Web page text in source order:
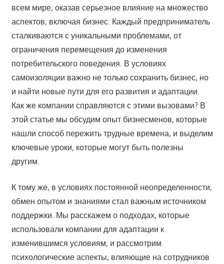
всем мире, оказав серьезное влияние на множество
аспектов, включая бизнес. Каждый предприниматель
сталкиваются с уникальными проблемами, от
ограничения перемещения до изменения
потребительского поведения. В условиях
самоизоляции важно не только сохранить бизнес, но
и найти новые пути для его развития и адаптации.
Как же компании справляются с этими вызовами? В
этой статье мы обсудим опыт бизнесменов, которые
нашли способ пережить трудные времена, и выделим
ключевые уроки, которые могут быть полезны
другим.
К тому же, в условиях постоянной неопределенности,
обмен опытом и знаниями стал важным источником
поддержки. Мы расскажем о подходах, которые
использовали компании для адаптации к
изменившимся условиям, и рассмотрим
психологические аспекты, влияющие на сотрудников